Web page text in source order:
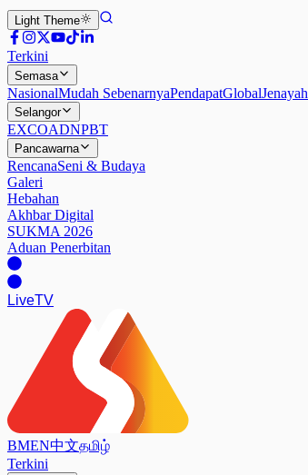
Light Theme
Terkini
Semasa
NasionalMudah SebenarnyaPendapatGlobalJenayah
Selangor
EXCOADNPBT
Pancawarna
RencanaSeni & Budaya
Galeri
Hebahan
Akhbar Digital
SUKMA 2026
Aduan Penerbitan
LiveTV
BMEN中文தமிழ்
Terkini